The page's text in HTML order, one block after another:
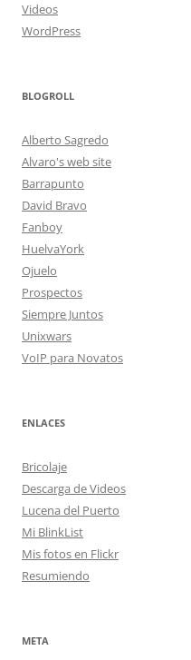
Videos
WordPress
BLOGROLL
Alberto Sagredo
Alvaro's web site
Barrapunto
David Bravo
Fanboy
HuelvaYork
Ojuelo
Prospectos
Siempre Juntos
Unixwars
VoIP para Novatos
ENLACES
Bricolaje
Descarga de Videos
Lucena del Puerto
Mi BlinkList
Mis fotos en Flickr
Resumiendo
META